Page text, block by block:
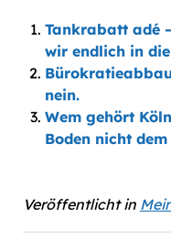
Tankrabatt adé
wir endlich in
nein.
Wem gehört
Boden nicht
Veröffentlicht in